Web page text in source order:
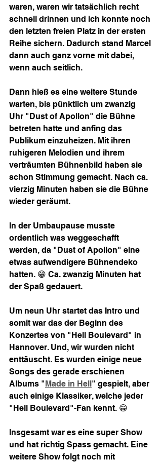
waren, waren wir tatsächlich recht
schnell drinnen und ich konnte noch
den letzten freien Platz in der ersten
Reihe sichern. Dadurch stand Marcel
dann auch ganz vorne mit dabei,
wenn auch seitlich.
Dann hieß es eine weitere Stunde
warten, bis pünktlich um zwanzig
Uhr "Dust of Apollon" die Bühne
betreten hatte und anfing das
Publikum einzuheizen. Mit ihren
ruhigeren Melodien und ihrem
verträumten Bühnenbild haben sie
schon Stimmung gemacht. Nach ca.
vierzig Minuten haben sie die Bühne
wieder geräumt.
In der Umbaupause musste
ordentlich was weggeschafft
werden, da "Dust of Apollon" eine
etwas aufwendigere Bühnendeko
hatten. 😁 Ca. zwanzig Minuten hat
der Spaß gedauert.
Um neun Uhr startet das Intro und
somit war das der Beginn des
Konzertes von "Hell Boulevard" in
Hannover. Und, wir wurden nicht
enttäuscht. Es wurden einige neue
Songs des gerade erschienen
Albums "Made in Hell" gespielt, aber
auch einige Klassiker, welche jeder
"Hell Boulevard"-Fan kennt. 😁
Insgesamt war es eine super Show
und hat richtig Spass gemacht. Eine
weitere Show folgt noch mit